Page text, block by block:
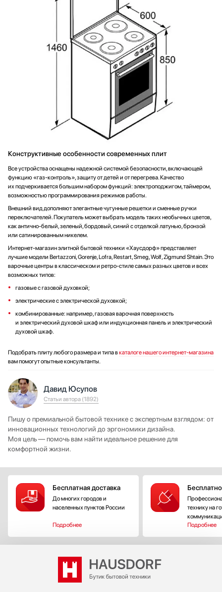
Конструктивные особенности современных плит
Все устройства оснащены надежной системой безопасности, включающей
функцию «газ-контроль», защиту от детей и от перегрева. Качество
их подчеркивается большим набором функций: электроподжигом, таймером,
возможностью программирования режимов работы.
Внешний вид дополняют элегантные чугунные решетки и сменные ручки
переключателей. Покупатель может выбрать модель таких необычных цветов,
как антично-белый, зеленый, бордовый, синий с отделкой латунью, бронзой
или сатинированным никелем.
Интернет-магазин элитной бытовой техники «Хаусдорф» представляет
лучшие модели Bertazzoni, Gorenje, Lofra, Restart, Smeg, Wolf, Zigmund Shtain. Это
варочные центры в классическом и ретро-стиле самых разных цветов и всех
возможных типов:
газовые с газовой духовкой;
электрические с электрической духовкой;
комбинированные: например, газовая варочная поверхность
и электрический духовой шкаф или индукционная панель и электрический
духовой шкаф.
Подобрать плиту любого размера и типа вкаталоге нашего интернет-магазина
вам помогут опытные консультанты.
Давид Юсупов
Статьи автора (1892)
Пишу о премиальной бытовой технике с экспертным взглядом: от
инновационных технологий до эргономики дизайна.
Моя цель — помочь вам найти идеальное решение для
комфортной жизни.
Бесплатная доставка
До многих городов и
населенных пунктов России
Подробнее
технику на
Подробнее